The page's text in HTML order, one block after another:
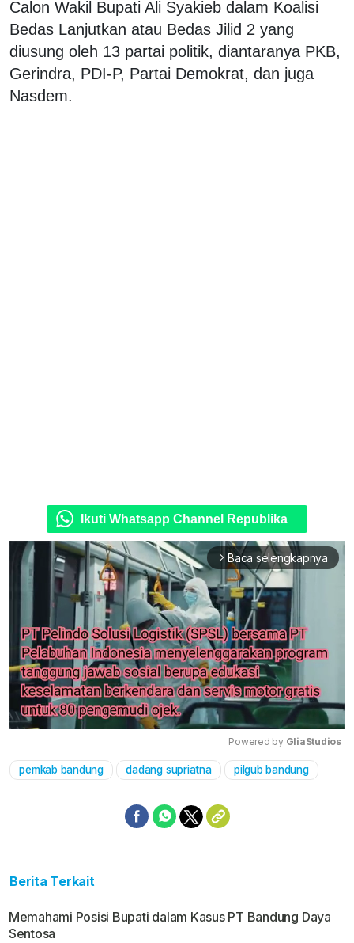
Calon Wakil Bupati Ali Syakieb dalam Koalisi
Bedas Lanjutkan atau Bedas Jilid 2 yang
diusung oleh 13 partai politik, diantaranya PKB,
Gerindra, PDI-P, Partai Demokrat, dan juga
Nasdem.
Ikuti Whatsapp Channel Republika
arrow_forward_ios Baca selengkapnya
Mute
Powered by GliaStudios
pemkab bandung dadang supriatna pilgub bandung
Berita Terkait
Memahami Posisi Bupati dalam Kasus PT Bandung Daya
Sentosa